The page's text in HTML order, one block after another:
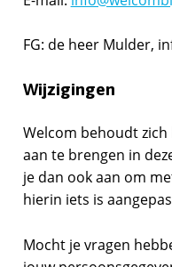
FG: de heer Mulder,
Wijzigingen
Welcom behoudt
aan te brengen in
je dan ook aan om
hierin iets is
Mocht je vragen